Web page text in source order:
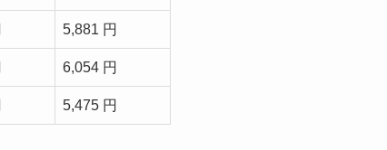
5,881 円
6,054 円
5,475 円